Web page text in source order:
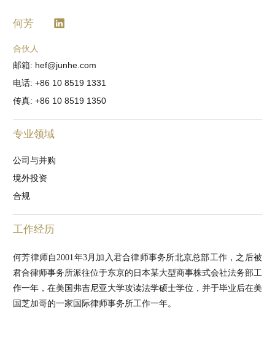
何芳
合伙人
邮箱: hef@junhe.com
电话: +86 10 8519 1331
传真: +86 10 8519 1350
专业领域
公司与并购
境外投资
合规
工作经历
何芳律师自2001年3月加入君合律师事务所北京总部工作，之后被
君合律师事务所派往位于东京的日本某大型商事株式会社法务部工
作一年，在美国弗吉尼亚大学攻读法学硕士学位，并于毕业后在美
国芝加哥的一家国际律师事务所工作一年。